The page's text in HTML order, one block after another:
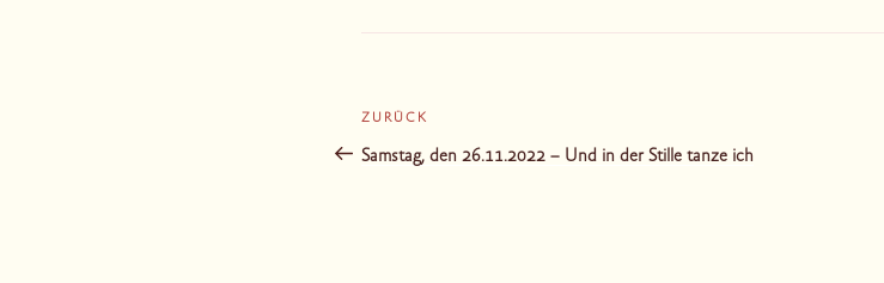
Beitragsnavigation
Vorheriger
Beitrag
ZURÜCK
Samstag, den 26.11.2022 – Und in der Stille tanze ich